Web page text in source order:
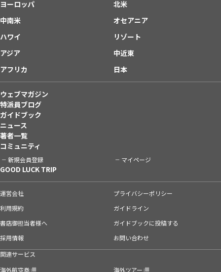
ヨーロッパ
北米
中南米
オセアニア
ハワイ
リゾート
アジア
中近東
アフリカ
日本
ウェブマガジン
特派員ブログ
ガイドブック
ニュース
著者一覧
コミュニティ
新規会員登録 マイページ
GOOD LUCK TRIP
運営会社
プライバシーポリシー
利用規約
ガイドライン
書店御担当者様へ
ガイドブックに投稿する
採用情報
お問い合わせ
関連サービス
海外航空券
海外ツアー